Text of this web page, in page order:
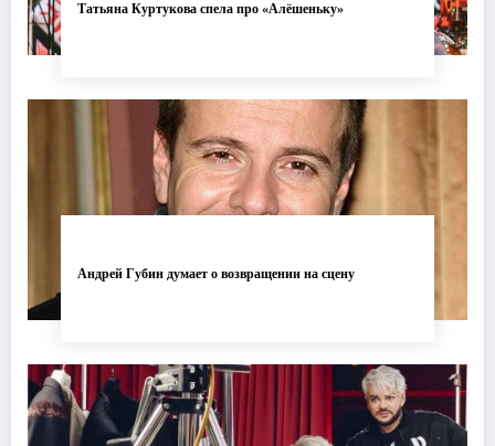
Татьяна Куртукова спела про «Алёшеньку»
Андрей Губин думает о возвращении на сцену